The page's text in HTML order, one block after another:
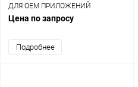
ДЛЯ OEM ПРИЛОЖЕНИЙ
Цена по запросу
Подробнее